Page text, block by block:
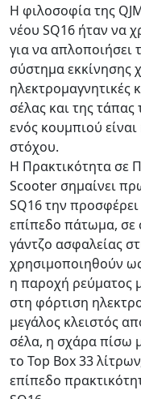
Η φιλοσοφία της
νέου SQ16 ήταν να
για να απλοποιήσει
σύστημα εκκίνησης
ηλεκτρομαγνητικές
σέλας και της
ενός κουμπιού
στόχου.
Η Πρακτικότητα σε
Scooter σημαίνει
SQ16 την
επίπεδο πάτωμα, σε
γάντζο ασφαλείας
χρησιμοποιηθούν
η παροχή ρεύματος
στη φόρτιση
μεγάλος κλειστός
σέλα, η σχάρα πίσω
το Top Box 33
επίπεδο